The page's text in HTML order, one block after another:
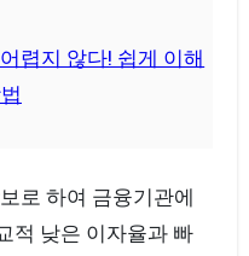
렵지 않다! 쉽게 이해
적 낮은 이자율과 빠